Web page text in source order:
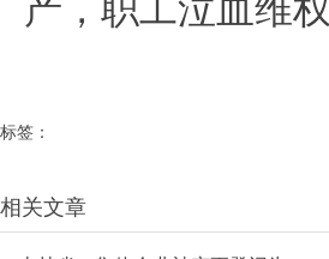
产，职工泣血维权
标签：
相关文章